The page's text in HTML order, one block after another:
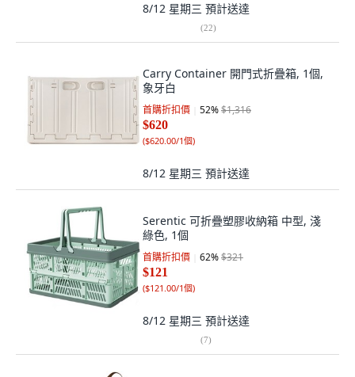
8/12 星期三 預計送達
(22)
Carry Container 開門式折疊箱, 1個,
象牙白
首購折扣價 52%$1,316
$620
($620.00/1個)
8/12 星期三 預計送達
Serentic 可折疊塑膠收納箱 中型, 淺
綠色, 1個
首購折扣價 62%$321
$121
($121.00/1個)
8/12 星期三 預計送達
(7)